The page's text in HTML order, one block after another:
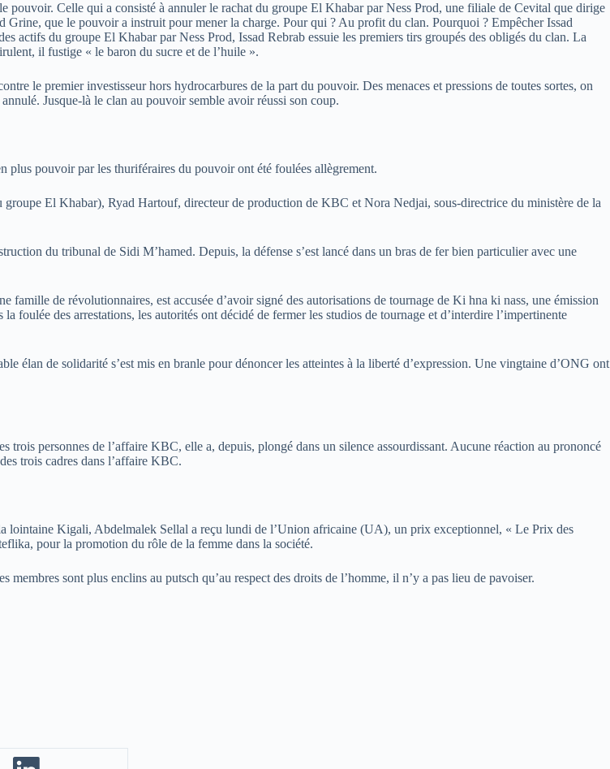
pouvoir. Celle qui a consisté à annuler le rachat du groupe El Khabar par Ness Prod, une filiale de Cevital que dirige
que le pouvoir a instruit pour mener la charge. Pour qui ? Au profit du clan. Pourquoi ? Empêcher Issad
actifs du groupe El Khabar par Ness Prod, Issad Rebrab essuie les premiers tirs groupés des obligés du clan. La
il fustige « le baron du sucre et de l’huile ».
le premier investisseur hors hydrocarbures de la part du pouvoir. Des menaces et pressions de toutes sortes, on
Jusque-là le clan au pouvoir semble avoir réussi son coup.
plus pouvoir par les thuriféraires du pouvoir ont été foulées allègrement.
El Khabar), Ryad Hartouf, directeur de production de KBC et Nora Nedjai, sous-directrice du ministère de la
du tribunal de Sidi M’hamed. Depuis, la défense s’est lancé dans un bras de fer bien particulier avec une
de révolutionnaires, est accusée d’avoir signé des autorisations de tournage de Ki hna ki nass, une émission
foulée des arrestations, les autorités ont décidé de fermer les studios de tournage et d’interdire l’impertinente
élan de solidarité s’est mis en branle pour dénoncer les atteintes à la liberté d’expression. Une vingtaine d’ONG ont
personnes de l’affaire KBC, elle a, depuis, plongé dans un silence assourdissant. Aucune réaction au prononcé
trois cadres dans l’affaire KBC.
lointaine Kigali, Abdelmalek Sellal a reçu lundi de l’Union africaine (UA), un prix exceptionnel, « Le Prix des
pour la promotion du rôle de la femme dans la société.
sont plus enclins au putsch qu’au respect des droits de l’homme, il n’y a pas lieu de pavoiser.